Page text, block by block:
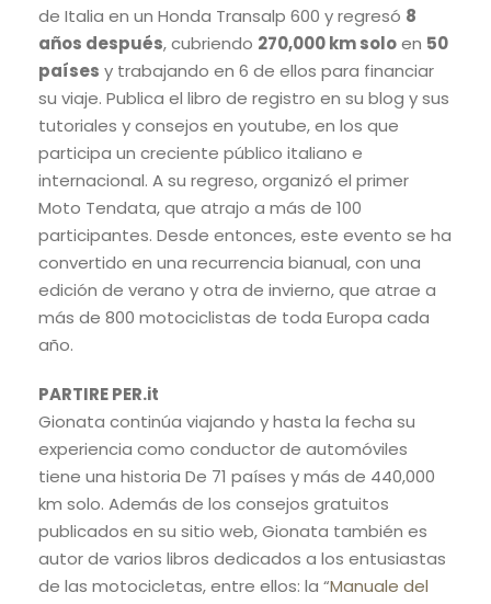
de Italia en un Honda Transalp 600 y regresó 8
años después, cubriendo 270,000 km soloen 50
países y trabajando en 6 de ellos para financiar
su viaje. Publica el libro de registro en su blog y sus
tutoriales y consejos en youtube, en los que
participa un creciente público italiano e
internacional. A su regreso, organizó el primer
Moto Tendata, que atrajo a más de 100
participantes. Desde entonces, este evento se ha
convertido en una recurrencia bianual, con una
edición de verano y otra de invierno, que atrae a
más de 800 motociclistas de toda Europa cada
año.
PARTIRE PER.it
Gionata continúa viajando y hasta la fecha su
experiencia como conductor de automóviles
tiene una historia De 71 países y más de 440,000
km solo. Además de los consejos gratuitos
publicados en su sitio web, Gionata también es
autor de varios libros dedicados a los entusiastas
de las motocicletas, entre ellos: la “Manuale del